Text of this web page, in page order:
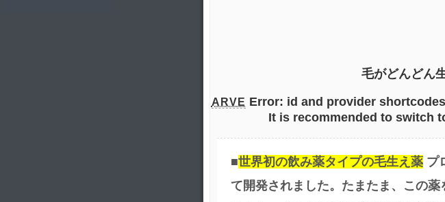
毛がどんどん
ARVE Error: id and provider
It is recommended to switch
■世界初の飲み薬タイプの毛生え薬プ
て開発されました。たまたま、この